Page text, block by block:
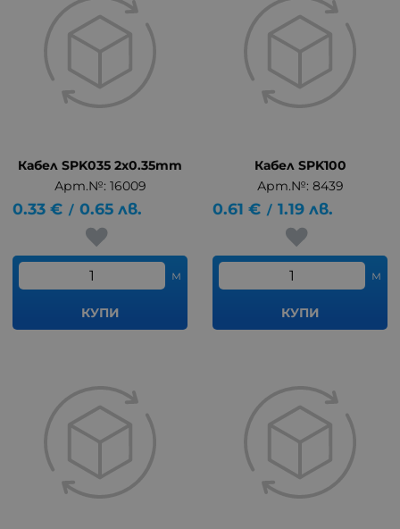
Кабел SPK035 2x0.35mm
Арт.№: 16009
0.33 € / 0.65 лв.
м
КУПИ
Кабел SPK100
Арт.№: 8439
0.61 € / 1.19 лв.
м
КУПИ